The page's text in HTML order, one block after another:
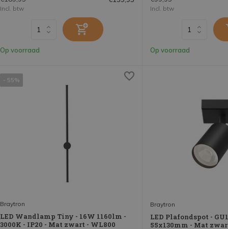
Incl. btw
Op voorraad
Incl. btw
Op voorraad
- 55%
Braytron
LED Wandlamp Tiny - 16W 1160lm -
3000K - IP20 - Mat zwart - WL800
Braytron
LED Plafondspot -
55x130mm - Mat